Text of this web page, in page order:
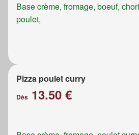
Base crème, fromage, boeuf,
poulet,
Pizza poulet curry
Dès 13.50 €